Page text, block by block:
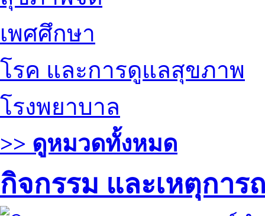
เพศศึกษา
โรค และการดูแลสุขภาพ
โรงพยาบาล
>> ดูหมวดทั้งหมด
กิจกรรม และเหตุกา